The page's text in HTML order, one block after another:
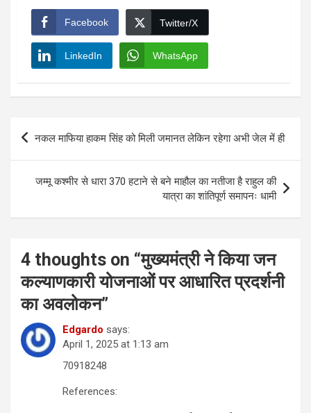
Facebook Twitter/X
LinkedIn WhatsApp
Post
नकल माफिया हाकम सिंह को मिली जमानत लेकिन रहेगा अभी जेल में ही
जम्मू कश्मीर से धारा 370 हटाने से बने माहौल का नतीजा है राहुल की
यात्रा का शांतिपूर्ण समापनः धामी
4 thoughts on “मुख्यमंत्री ने किया जन
कल्याणकारी योजनाओं पर आधारित प्रदर्शनी
का अवलोकन”
Edgardo says:
April 1, 2025 at 1:13 am
70918248
References: